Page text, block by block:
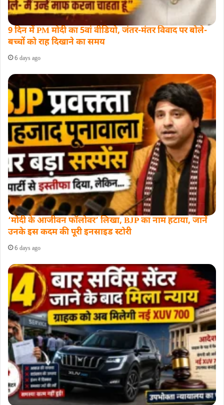
9 दिन में PM मोदी का 5वां वीडियो, जंतर-मंतर विवाद पर बोले-
बच्चों को राह दिखाने का समय
6 days ago
‘मोदी के आजीवन फॉलोवर’ लिखा, BJP का नाम हटाया, जानें
उनके इस कदम की पूरी इनसाइड स्‍टोरी
6 days ago